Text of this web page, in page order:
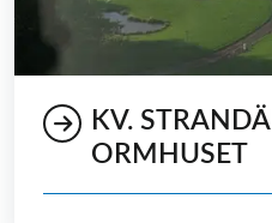
KV.
ORMHUSET